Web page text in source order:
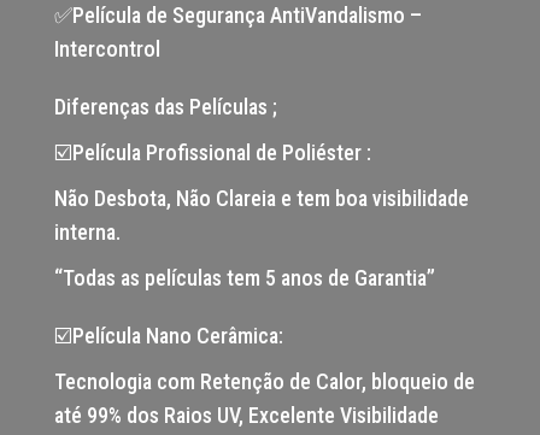
✅Película de Segurança AntiVandalismo –
Intercontrol
Diferenças das Películas ;
☑️Película Profissional de Poliéster :
Não Desbota, Não Clareia e tem boa visibilidade
interna.
“Todas as películas tem 5 anos de Garantia”
☑️Película Nano Cerâmica:
Tecnologia com Retenção de Calor, bloqueio de
até 99% dos Raios UV, Excelente Visibilidade